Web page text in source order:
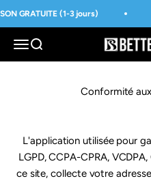
Přejít na obsah
GRATUITE (1-3 jours)
Otevřít navigační menu
Otevřít vyhledávání
Conformité
L'application utilisée pour
LGPD, CCPA-CPRA,
ce site, collecte votre